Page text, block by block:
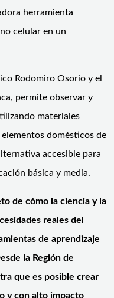
herramienta
celular en un
Rodomiro Osorio y el
permite observar y
materiales
domésticos de
accesible para
básica y media.
de cómo la ciencia y la
reales del
de aprendizaje
la Región de
que es posible crear
y con alto impacto